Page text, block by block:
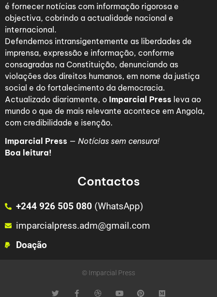
é fornecer notícias com informação rigorosa e
objectiva, cobrindo a actualidade nacional e
internacional.
Defendemos intransigentemente as liberdades de
imprensa, expressão e informação, conforme
consagradas na Constituição, denunciando as
violações dos direitos humanos, em nome da justiça
social e do fortalecimento da democracia.
Actualizado diariamente, o Imparcial Press leva ao
mundo o que de mais relevante acontece em Angola,
com credibilidade e isenção.
Imparcial Press — Notícias sem censura!
Boa leitura!
Contactos
+244 926 505 080 (WhatsApp)
imparcialpress.adm@gmail.com
Doação
© Imparcial Press